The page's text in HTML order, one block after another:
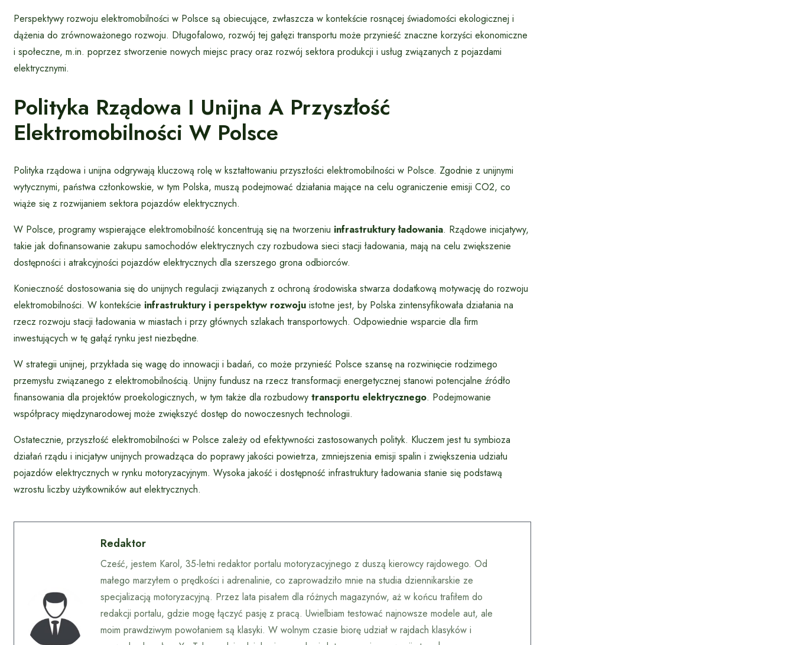
Perspektywy rozwoju elektromobilności w Polsce są obiecujące, zwłaszcza w kontekście rosnącej świadomości ekologicznej i
dążenia do zrównoważonego rozwoju. Długofalowo, rozwój tej gałęzi transportu może przynieść znaczne korzyści ekonomiczne
i społeczne, m.in. poprzez stworzenie nowych miejsc pracy oraz rozwój sektora produkcji i usług związanych z pojazdami
elektrycznymi.
Polityka Rządowa I Unijna A Przyszłość
Elektromobilności W Polsce
Polityka rządowa i unijna odgrywają kluczową rolę w kształtowaniu przyszłości elektromobilności w Polsce. Zgodnie z unijnymi
wytycznymi, państwa członkowskie, w tym Polska, muszą podejmować działania mające na celu ograniczenie emisji CO2, co
wiąże się z rozwijaniem sektora pojazdów elektrycznych.
W Polsce, programy wspierające elektromobilność koncentrują się na tworzeniu infrastruktury ładowania. Rządowe inicjatywy,
takie jak dofinansowanie zakupu samochodów elektrycznych czy rozbudowa sieci stacji ładowania, mają na celu zwiększenie
dostępności i atrakcyjności pojazdów elektrycznych dla szerszego grona odbiorców.
Konieczność dostosowania się do unijnych regulacji związanych z ochroną środowiska stwarza dodatkową motywację do rozwoju
elektromobilności. W kontekście infrastruktury i perspektyw rozwoju istotne jest, by Polska zintensyfikowała działania na
rzecz rozwoju stacji ładowania w miastach i przy głównych szlakach transportowych. Odpowiednie wsparcie dla firm
inwestujących w tę gałąź rynku jest niezbędne.
W strategii unijnej, przykłada się wagę do innowacji i badań, co może przynieść Polsce szansę na rozwinięcie rodzimego
przemysłu związanego z elektromobilnością. Unijny fundusz na rzecz transformacji energetycznej stanowi potencjalne źródło
finansowania dla projektów proekologicznych, w tym także dla rozbudowy transportu elektrycznego. Podejmowanie
współpracy międzynarodowej może zwiększyć dostęp do nowoczesnych technologii.
Ostatecznie, przyszłość elektromobilności w Polsce zależy od efektywności zastosowanych polityk. Kluczem jest tu symbioza
działań rządu i inicjatyw unijnych prowadząca do poprawy jakości powietrza, zmniejszenia emisji spalin i zwiększenia udziału
pojazdów elektrycznych w rynku motoryzacyjnym. Wysoka jakość i dostępność infrastruktury ładowania stanie się podstawą
wzrostu liczby użytkowników aut elektrycznych.
Redaktor
Cześć, jestem Karol, 35-letni redaktor portalu motoryzacyjnego z duszą kierowcy rajdowego. Od
małego marzyłem o prędkości i adrenalinie, co zaprowadziło mnie na studia dziennikarskie ze
specjalizacją motoryzacyjną. Przez lata pisałem dla różnych magazynów, aż w końcu trafiłem do
redakcji portalu, gdzie mogę łączyć pasję z pracą. Uwielbiam testować najnowsze modele aut, ale
moim prawdziwym powołaniem są klasyki. W wolnym czasie biorę udział w rajdach klasyków i